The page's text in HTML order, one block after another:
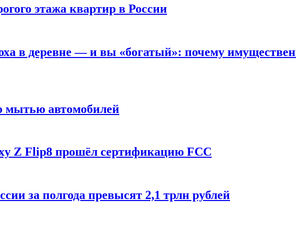
этажа квартир в России
в деревне — и вы «богатый»: почему
мытью автомобилей
Z Flip8 прошёл сертификацию FCC
за полгода превысят 2,1 трлн рублей